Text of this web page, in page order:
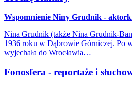
Wspomnienie Niny Grudnik - aktorki
Nina Grudnik (także Nina Grudnik-
1936 roku w Dąbrowie Górniczej. Po
wyjechała do Wrocławia…
Fonosfera - reportaże i